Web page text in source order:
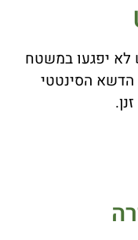
לא יפגעו במשטח
הדשא הסינטטי